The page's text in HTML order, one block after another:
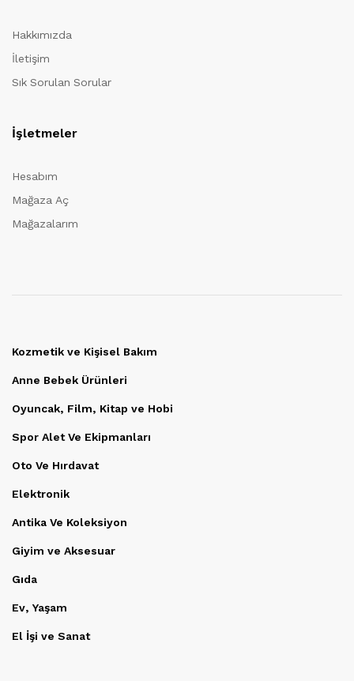
Hakkımızda
İletişim
Sık Sorulan Sorular
İşletmeler
Hesabım
Mağaza Aç
Mağazalarım
Kozmetik ve Kişisel Bakım
Anne Bebek Ürünleri
Oyuncak, Film, Kitap ve Hobi
Spor Alet Ve Ekipmanları
Oto Ve Hırdavat
Elektronik
Antika Ve Koleksiyon
Giyim ve Aksesuar
Gıda
Ev, Yaşam
El İşi ve Sanat